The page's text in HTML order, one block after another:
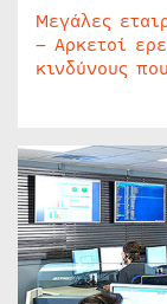
Μεγάλες
– Αρκετοί
κινδύνους